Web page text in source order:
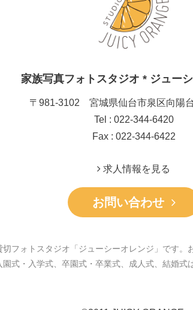
家族写真フォトスタジオ * ジュー
〒981-3102 宮城県仙台市泉区向陽
Tel : 022-344-6420
Fax : 022-344-6422
求人情報を見る
お問い合わせ
フォトスタジオ「ジューシーオレンジ」です
式・入学式、卒園式・卒業式、成人式、結婚